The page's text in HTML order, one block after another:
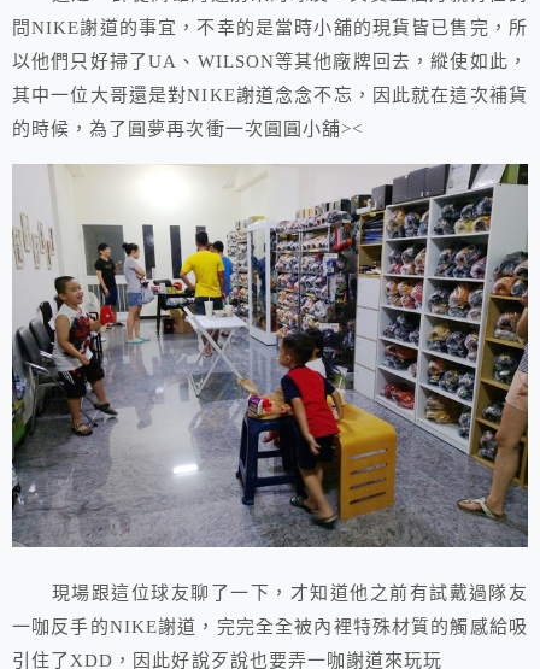
問NIKE謝道的事宜，不幸的是當時小舖的現貨皆已售完，所
以他們只好掃了UA、WILSON等其他廠牌回去，縱使如此，
其中一位大哥還是對NIKE謝道念念不忘，因此就在這次補貨
的時候，為了圓夢再次衝一次圓圓小舖><
現場跟這位球友聊了一下，才知道他之前有試戴過隊友
一咖反手的NIKE謝道，完完全全被內裡特殊材質的觸感給吸
引住了XDD，因此好說歹說也要弄一咖謝道來玩玩